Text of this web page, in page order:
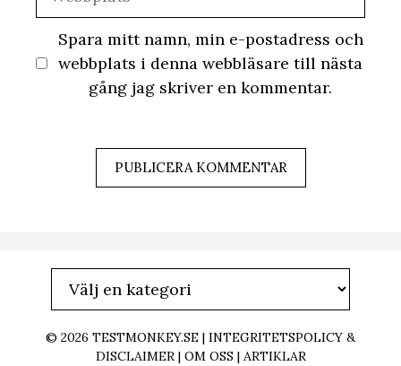
Spara mitt namn, min e-postadress och
webbplats i denna webbläsare till nästa
gång jag skriver en kommentar.
© 2026 TESTMONKEY.SE | INTEGRITETSPOLICY &
DISCLAIMER| OM OSS| ARTIKLAR